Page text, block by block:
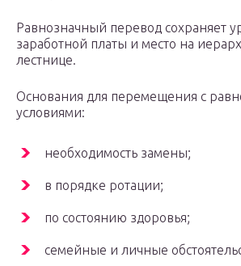
Равнозначный перевод сохраняет
заработной платы и место на
лестнице.
Основания для перемещения с
условиями:
необходимость замены;
в порядке ротации;
по состоянию здоровья;
семейные и личные